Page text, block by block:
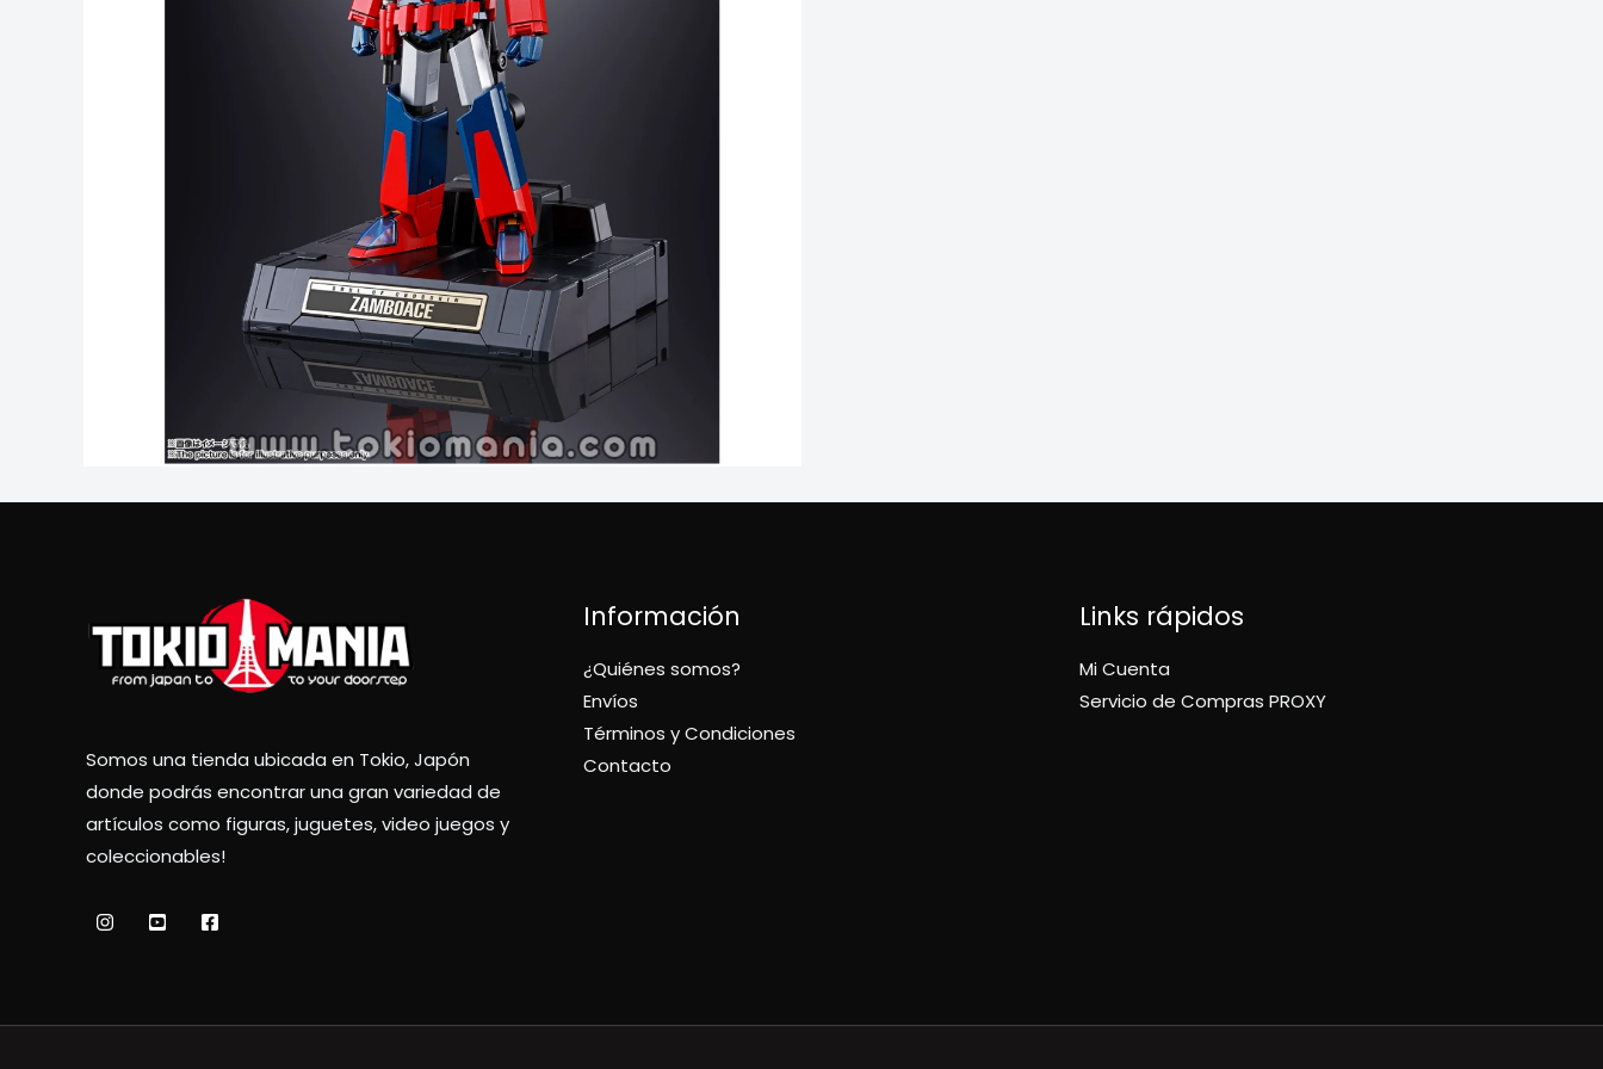
Somos una tienda ubicada en Tokio, Japón
donde podrás encontrar una gran variedad de
artículos como figuras, juguetes, video juegos y
coleccionables!
Información
¿Quiénes somos?
Envíos
Términos y Condiciones
Contacto
Links rápidos
Mi Cuenta
Servicio de Compras PROXY